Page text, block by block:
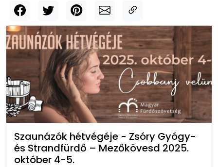
Szaunázók hétvégéje - Zsóry Gyógy-
és Strandfürdő – Mezőkövesd 2025.
október 4-5.